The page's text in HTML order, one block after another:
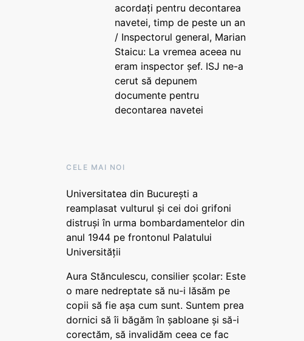
acordați pentru decontarea
navetei, timp de peste un an
/ Inspectorul general, Marian
Staicu: La vremea aceea nu
eram inspector șef. ISJ ne-a
cerut să depunem
documente pentru
decontarea navetei
CELE MAI NOI
Universitatea din București a
reamplasat vulturul și cei doi grifoni
distruși în urma bombardamentelor din
anul 1944 pe frontonul Palatului
Universității
Aura Stănculescu, consilier școlar: Este
o mare nedreptate să nu-i lăsăm pe
copii să fie așa cum sunt. Suntem prea
dornici să îi băgăm în șabloane și să-i
corectăm, să invalidăm ceea ce fac